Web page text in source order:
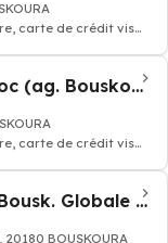
carte de crédit visa
Crédit Agricole du Maroc (ag. Bouskoura)
carte de crédit visa
Banque Populaire (ag Bousk. Globale Izdihar)
BOUSKOURA